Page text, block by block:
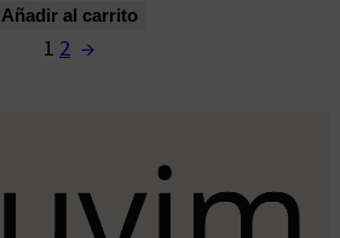
Añadir al carrito
1 2 →